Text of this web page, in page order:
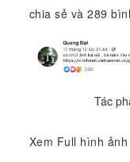
chia sẻ và 289
Tác
Xem Full hình